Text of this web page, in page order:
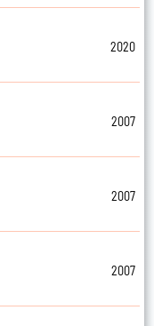
2020
2007
2007
2007